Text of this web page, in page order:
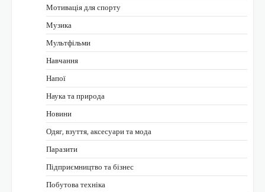
Мотивація для спорту
Музика
Мультфільми
Навчання
Напої
Наука та природа
Новини
Одяг, взуття, аксесуари та мода
Паразити
Підприємництво та бізнес
Побутова техніка